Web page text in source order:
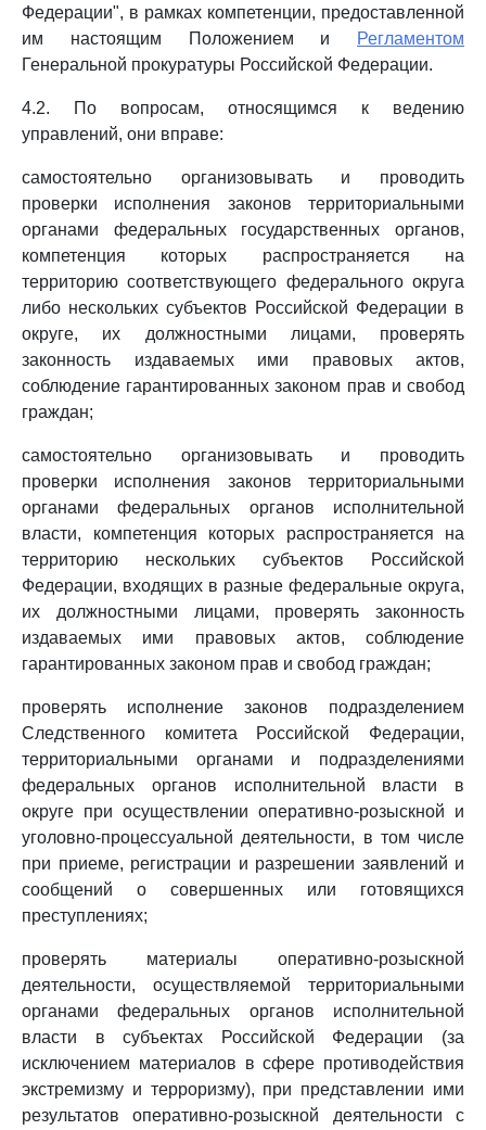
Федерации", в рамках компетенции, предоставленной
им настоящим Положением и
Регламентом
Генеральной прокуратуры Российской Федерации.
4.2. По вопросам, относящимся к ведению
управлений, они вправе:
самостоятельно организовывать и проводить
проверки исполнения законов территориальными
органами федеральных государственных органов,
компетенция которых распространяется на
территорию соответствующего федерального округа
либо нескольких субъектов Российской Федерации в
округе, их должностными лицами, проверять
законность издаваемых ими правовых актов,
соблюдение гарантированных законом прав и свобод
граждан;
самостоятельно организовывать и проводить
проверки исполнения законов территориальными
органами федеральных органов исполнительной
власти, компетенция которых распространяется на
территорию нескольких субъектов Российской
Федерации, входящих в разные федеральные округа,
их должностными лицами, проверять законность
издаваемых ими правовых актов, соблюдение
гарантированных законом прав и свобод граждан;
проверять исполнение законов подразделением
Следственного комитета Российской Федерации,
территориальными органами и подразделениями
федеральных органов исполнительной власти в
округе при осуществлении оперативно-розыскной и
уголовно-процессуальной деятельности, в том числе
при приеме, регистрации и разрешении заявлений и
сообщений о совершенных или готовящихся
преступлениях;
проверять материалы оперативно-розыскной
деятельности, осуществляемой территориальными
органами федеральных органов исполнительной
власти в субъектах Российской Федерации (за
исключением материалов в сфере противодействия
экстремизму и терроризму), при представлении ими
результатов оперативно-розыскной деятельности с